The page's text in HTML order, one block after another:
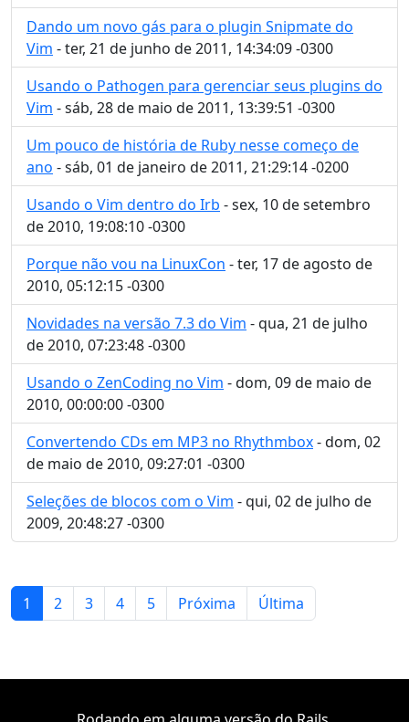
Dando um novo gás para o plugin Snipmate do
Vim - ter, 21 de junho de 2011, 14:34:09 -0300
Usando o Pathogen para gerenciar seus plugins do
Vim - sáb, 28 de maio de 2011, 13:39:51 -0300
Um pouco de história de Ruby nesse começo de
ano - sáb, 01 de janeiro de 2011, 21:29:14 -0200
Usando o Vim dentro do Irb - sex, 10 de setembro
de 2010, 19:08:10 -0300
Porque não vou na LinuxCon - ter, 17 de agosto de
2010, 05:12:15 -0300
Novidades na versão 7.3 do Vim - qua, 21 de julho
de 2010, 07:23:48 -0300
Usando o ZenCoding no Vim - dom, 09 de maio de
2010, 00:00:00 -0300
Convertendo CDs em MP3 no Rhythmbox- dom, 02
de maio de 2010, 09:27:01 -0300
Seleções de blocos com o Vim - qui, 02 de julho de
2009, 20:48:27 -0300
1 2 3 4 5 Próxima Última